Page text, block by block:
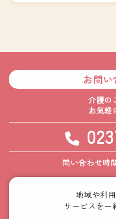
お問い
介護の
お気軽
問い合わせ時
地域や利
サービスを一